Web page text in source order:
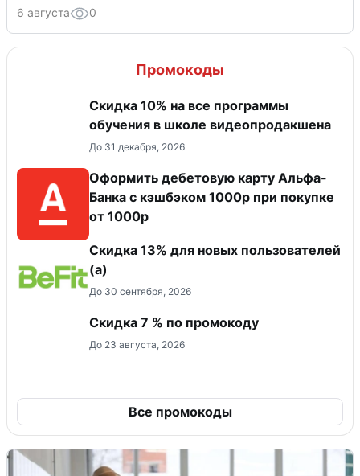
6 августа 0
Промокоды
Скидка 10% на все программы
обучения в школе видеопродакшена
До 31 декабря, 2026
Оформить дебетовую карту Альфа-
Банка с кэшбэком 1000р при покупке
от 1000р
Скидка 13% для новых пользователей
(а)
До 30 сентября, 2026
Скидка 7 % по промокоду
До 23 августа, 2026
Все промокоды